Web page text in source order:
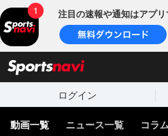
注目の速報や通知はアプリ
ログイン
動画一覧 ニュース一覧 コラ